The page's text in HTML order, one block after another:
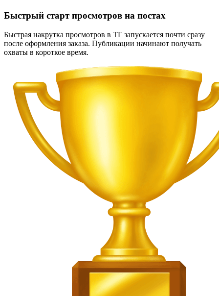
Быстрый старт просмотров на постах
Быстрая накрутка просмотров в ТГ запускается почти сразу
после оформления заказа. Публикации начинают получать
охваты в короткое время.